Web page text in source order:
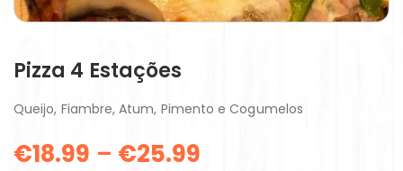
Pizza 4 Estações
Queijo, Fiambre, Atum, Pimento e Cogumelos
€18.99 – €25.99